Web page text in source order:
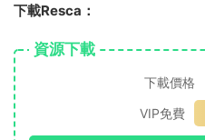
下載Resca：
資源下載
下載價格
VIP免費